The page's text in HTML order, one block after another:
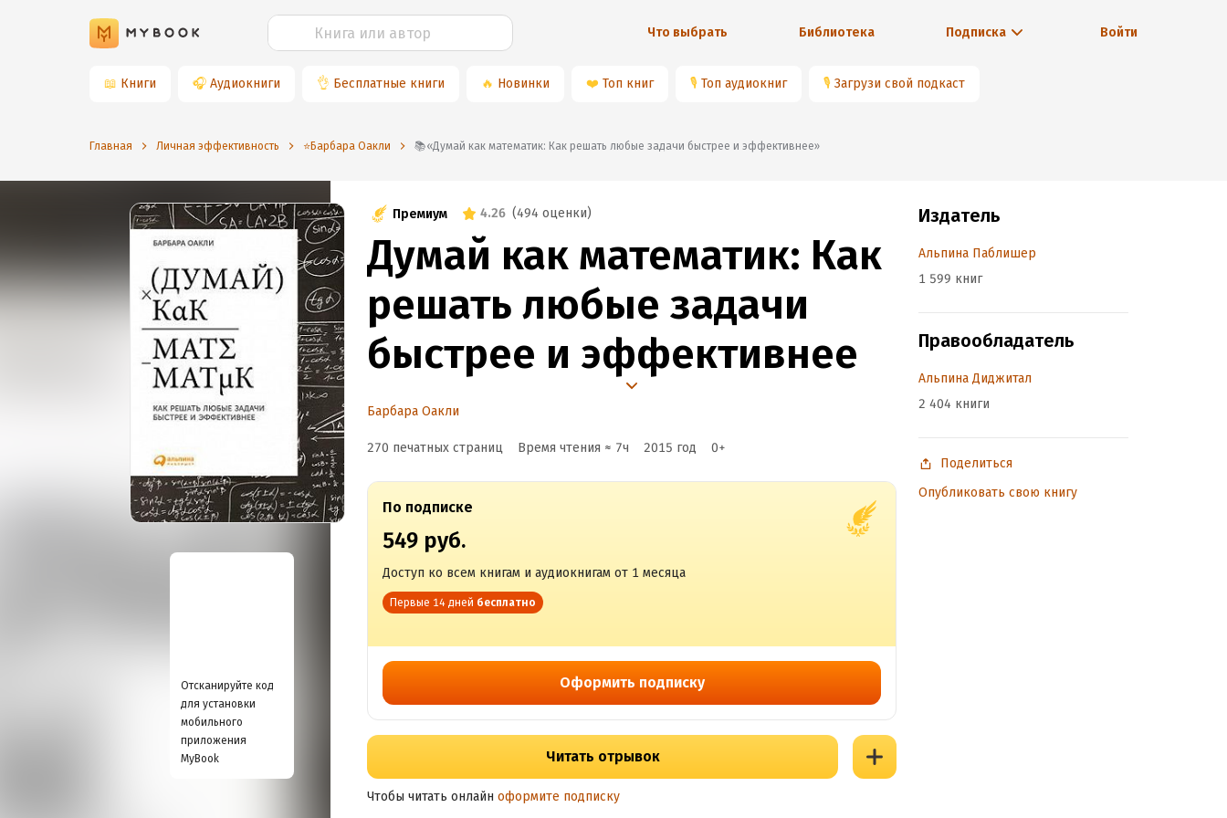
Что выбрать Библиотека Подписка Войти
📖 Книги 🎧 Аудиокниги 👌 Бесплатные книги 🔥 Новинки ❤️ Топ книг 🎙 Топ аудиокниг 🎙 Загрузи свой подкаст
Главная Личная эффективность ⭐️Барбара Оакли 📚«Думай как математик: Как решать любые задачи быстрее и эффективнее»
Отсканируйте код
для установки
мобильного
приложения
MyBook
Премиум 4.26 (494 оценки)
Думай как математик: Как
решать любые задачи
быстрее и эффективнее
Барбара Оакли
270 печатных страниц Время чтения ≈ 7ч 2015 год 0+
По подписке
549 руб.
Доступ ко всем книгам и аудиокнигам от 1 месяца
Первые 14 дней бесплатно
Оформить подписку
Читать отрывок
Чтобы читать онлайн оформите подписку
Издатель
Альпина Паблишер
1 599 книг
Правообладатель
Альпина Диджитал
2 404 книги
Поделиться
Опубликовать свою книгу